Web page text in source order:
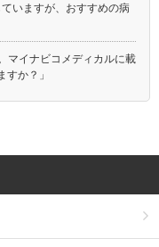
いますが、おすすめの病
マイナビコメディカルに載
か？」